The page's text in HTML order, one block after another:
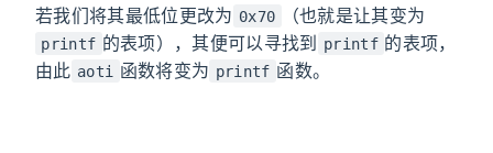
若我们将其最低位更改为 0x70 （也就是让其变为
printf 的表项），其便可以寻找到 printf 的表项，
由此 aoti 函数将变为 printf 函数。